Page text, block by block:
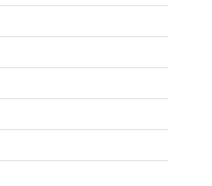
April 2020
März 2020
Februar 2020